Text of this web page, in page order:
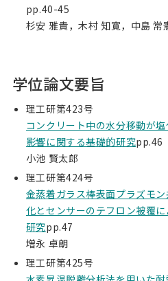
pp.40-45
杉安 雅貴，木村 知寛，中島 常
学位論文要旨
理工研第423号
コンクリート中の水分移動が
影響に関する基礎的研究pp.46
小池 賢太郎
理工研第424号
金蒸着ガラス棒表面プラズモ
化とセンサーのテフロン被覆
研究pp.47
増永 卓朗
理工研第425号